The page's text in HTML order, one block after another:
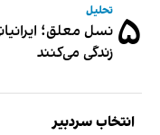
۵ تحلیل
نسل معلق؛
زندگی می‌کنند
انتخاب سردبیر